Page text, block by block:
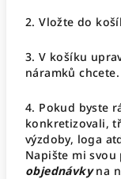
2. Vložte do
3. V košíku
náramků chcete.
4. Pokud byste
konkretizovali,
výzdoby, loga
Napište mi svou
objednávkyna